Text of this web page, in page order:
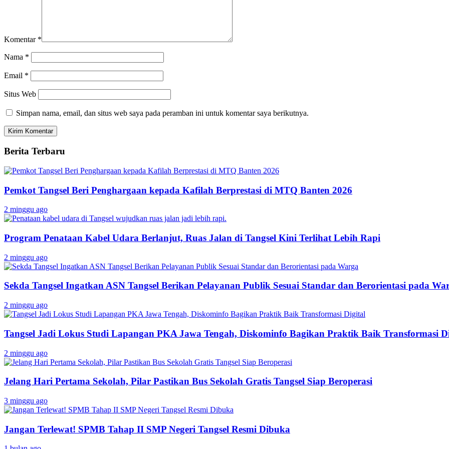
Komentar *
Nama *
Email *
Situs Web
Simpan nama, email, dan situs web saya pada peramban ini untuk komentar saya berikutnya.
Berita Terbaru
Pemkot Tangsel Beri Penghargaan kepada Kafilah Berprestasi di MTQ Banten 2026
2 minggu ago
Program Penataan Kabel Udara Berlanjut, Ruas Jalan di Tangsel Kini Terlihat Lebih Rapi
2 minggu ago
Sekda Tangsel Ingatkan ASN Tangsel Berikan Pelayanan Publik Sesuai Standar dan Berorientasi pada
2 minggu ago
Tangsel Jadi Lokus Studi Lapangan PKA Jawa Tengah, Diskominfo Bagikan Praktik Baik Transformasi
2 minggu ago
Jelang Hari Pertama Sekolah, Pilar Pastikan Bus Sekolah Gratis Tangsel Siap Beroperasi
3 minggu ago
Jangan Terlewat! SPMB Tahap II SMP Negeri Tangsel Resmi Dibuka